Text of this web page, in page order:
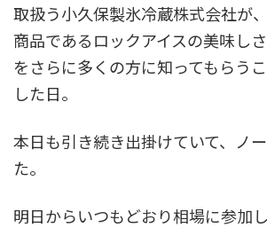
取扱う小久保製氷冷蔵株式会社が
商品であるロックアイスの美味し
をさらに多くの方に知ってもらう
した日。
本日も引き続き出掛けていて、ノ
た。
明日からいつもどおり相場に参加し